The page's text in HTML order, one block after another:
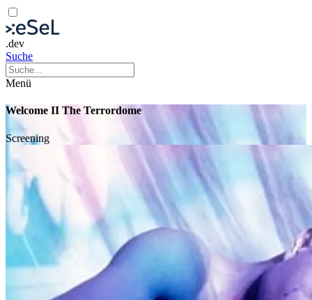
.dev
Suche
Menü
Welcome II The Terrordome
Screening